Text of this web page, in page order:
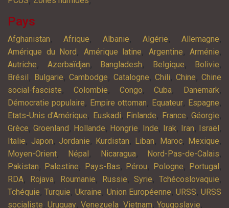
Pays
Afghanistan, Afrique, Albanie, Algérie, Allemagne,
Amérique du Nord , Amérique latine, Argentine, Arménie,
Autriche, Azerbaïdjan, Bangladesh, Belgique, Bolivie,
Brésil , Bulgarie, Cambodge, Catalogne, Chili, Chine, Chine
social-fasciste, Colombie, Congo,Cuba, Danemark,
Démocratie populaire, Empire ottoman, Equateur, Espagne,
Etats-Unis d'Amérique, Euskadi, Finlande, France,Géorgie,
Grèce, Groenland , Hollande, Hongrie, Inde, Irak, Iran, Israël ,
Italie, Japon, Jordanie, Kurdistan, Liban, Maroc, Mexique,
Moyen-Orient, Népal , Nicaragua, Nord-Pas-de-Calais,
Pakistan, Palestine, Pays-Bas, Pérou, Pologne, Portugal ,
RDA, Rojava, Roumanie, Russie, Syrie, Tchécoslovaquie,
Tchéquie,Turquie,Ukraine, Union Européenne, URSS,URSS
socialiste, Uruguay, Venezuela, Vietnam, Yougoslavie,